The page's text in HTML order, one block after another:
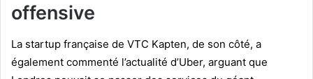
offensive
La startup française de VTC Kapten, de son côté, a
également commenté l’actualité d’Uber, arguant que